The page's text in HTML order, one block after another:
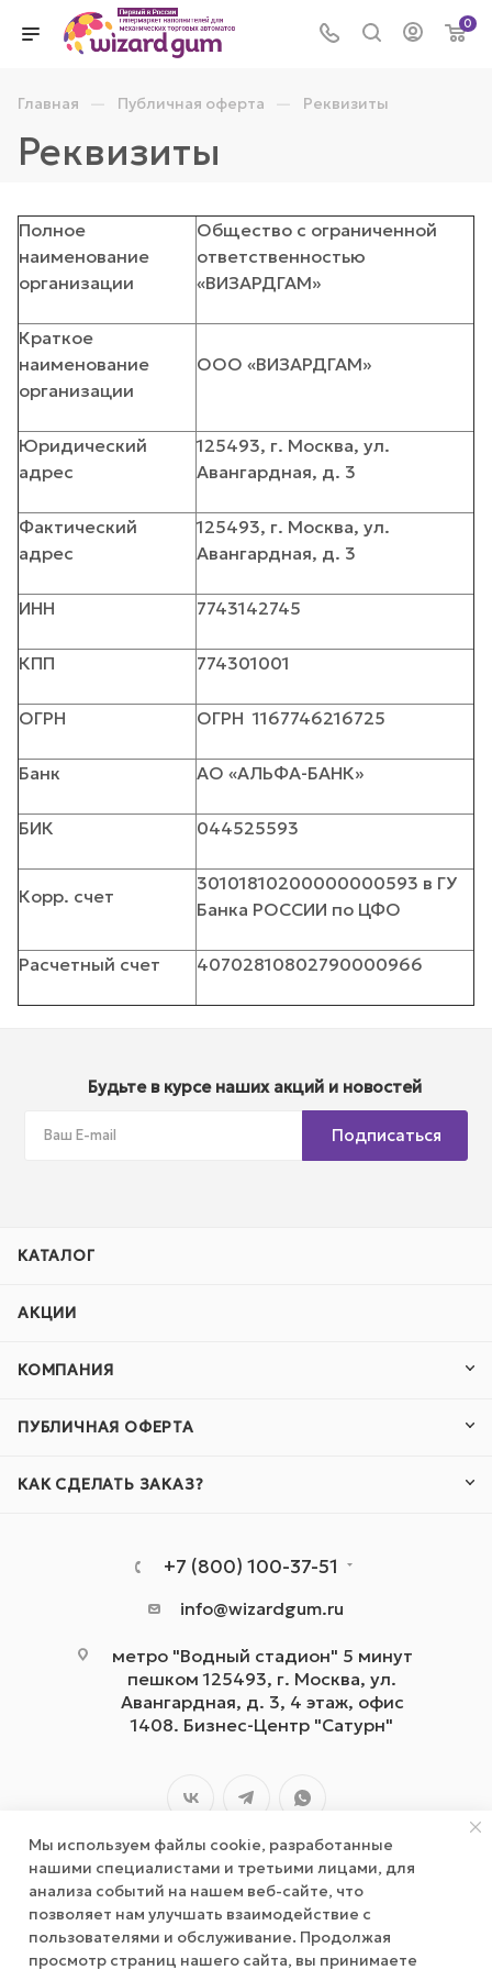
0
Главная — Публичная оферта — Реквизиты
Реквизиты
Полное
наименование
организации
Общество с ограниченной
ответственностью
«ВИЗАРДГАМ»
Краткое
наименование
организации
ООО «ВИЗАРДГАМ»
Юридический
адрес
125493, г. Москва, ул.
Авангардная, д. 3
Фактический
адрес
125493, г. Москва, ул.
Авангардная, д. 3
ИНН 7743142745
КПП 774301001
ОГРН ОГРН 1167746216725
Банк АО «АЛЬФА-БАНК»
БИК 044525593
Корр. счет
30101810200000000593 в ГУ
Банка РОССИИ по ЦФО
Расчетный счет 40702810802790000966
Будьте в курсе наших акций и новостей
Подписаться
КАТАЛОГ
АКЦИИ
КОМПАНИЯ
ПУБЛИЧНАЯ ОФЕРТА
КАК СДЕЛАТЬ ЗАКАЗ?
+7 (800) 100-37-51
info@wizardgum.ru
метро "Водный стадион" 5 минут
пешком 125493, г. Москва, ул.
Авангардная, д. 3, 4 этаж, офис
1408. Бизнес-Центр "Сатурн"
2026 © wizardgum.ru, 2021
Мы используем файлы cookie, разработанные
нашими специалистами и третьими лицами, для
анализа событий на нашем веб-сайте, что
позволяет нам улучшать взаимодействие с
пользователями и обслуживание. Продолжая
просмотр страниц нашего сайта, вы принимаете